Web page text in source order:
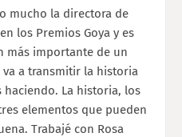
mucho la directora de
los Premios Goya y es
más importante de un
a transmitir la historia
haciendo. La historia, los
elementos que pueden
Trabajé con Rosa